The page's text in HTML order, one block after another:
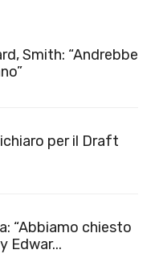
Smith: “Andrebbe
per il Draft
“Abbiamo chiesto
Edwar...